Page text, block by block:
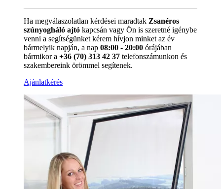
Ha megválaszolatlan kérdései maradtak Zsanéros
szúnyogháló ajtó kapcsán vagy Ön is szeretné igénybe
venni a segítségünket kérem hívjon minket az év
bármelyik napján, a nap 08:00 - 20:00 órájában
bármikor a +36 (70) 313 42 37 telefonszámunkon és
szakembereink örömmel segítenek.
Ajánlatkérés